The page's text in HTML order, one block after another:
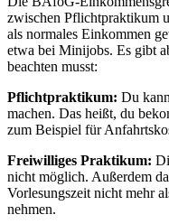
zwischen Pflichtpraktikum
als normales Einkommen
etwa bei Minijobs. Es gibt
beachten musst:
Pflichtpraktikum: Du
machen. Das heißt, du
zum Beispiel für
Freiwilliges Praktikum:
nicht möglich. Außerdem
Vorlesungszeit nicht mehr
nehmen.